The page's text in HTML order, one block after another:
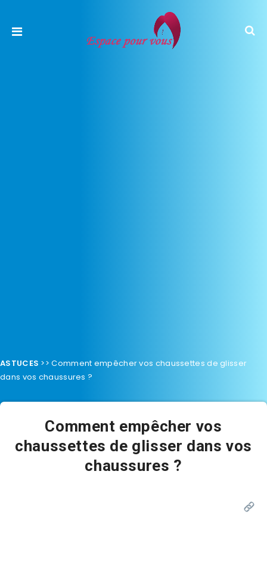
ASTUCES >>Comment empêcher vos chaussettes de glisser
dans vos chaussures ?
Comment empêcher vos
chaussettes de glisser dans vos
chaussures ?